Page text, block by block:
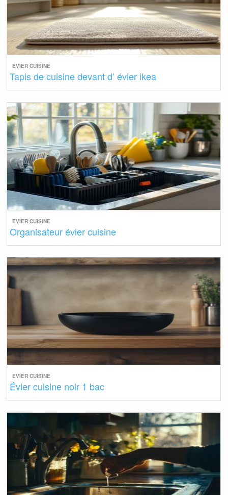
EVIER CUISINE
Tapis de cuisine devant d’ évier ikea
EVIER CUISINE
Organisateur évier cuisine
EVIER CUISINE
Évier cuisine noir 1 bac